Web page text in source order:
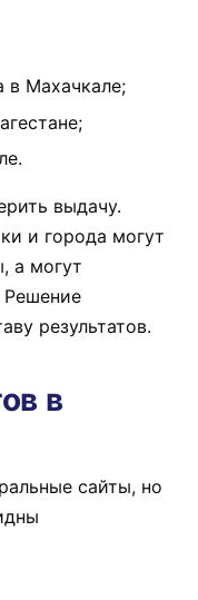
в Махачкале;
выдачу.
и города могут
а могут
Решение
результатов.
в
сайты, но